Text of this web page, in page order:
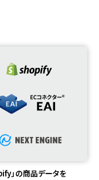
」の商品データを